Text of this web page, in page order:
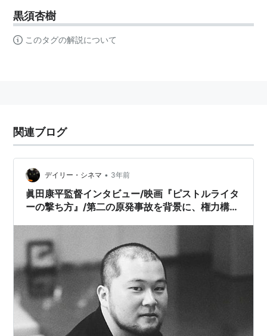
黒須杏樹
このタグの解説について
関連ブログ
デイリー・シネマ • 3年前
眞田康平監督インタビュー/映画『ピストルライタ
ーの撃ち方』/第二の原発事故を背景に、権力構造